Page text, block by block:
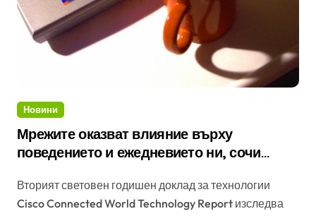
Новини
Мрежите оказват влияние върху
поведението и ежедневието ни, сочи
Вторият световен годишен доклад за технологии
Cisco Connected World Technology Report изследва